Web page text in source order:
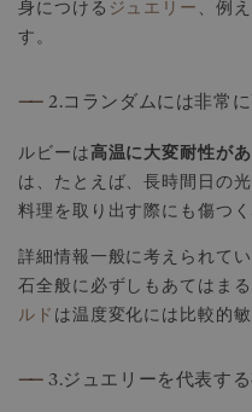
身につける ジュエリー 、例
す。
—— 2.コランダムには非常
ルビーは高温に大変耐性が
は、たとえば、長時間日の
料理を取り出す際にも傷つ
詳細情報一般に考えられて
石全般に必ずしもあてはま
ルド は温度変化には比較的敏
—— 3.ジュエリーを代表す